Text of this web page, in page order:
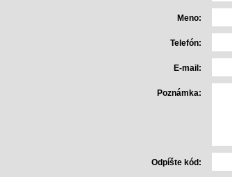
Meno:
Telefón:
E-mail:
Poznámka:
Odpíšte kód: